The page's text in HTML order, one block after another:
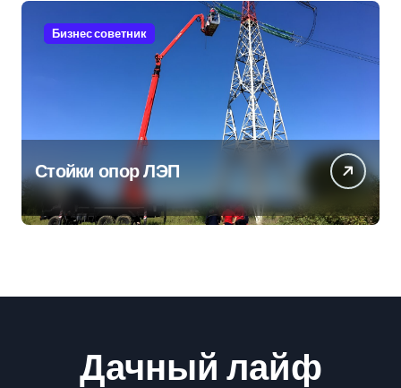
Бизнес советник
Стойки опор ЛЭП
Дачный лайф